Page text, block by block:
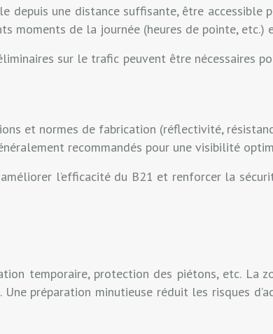
une distance suffisante, être accessible
moments de la journée (heures de pointe, etc.)
sur le trafic peuvent être nécessaires
et normes de fabrication (réflectivité,
recommandés pour une visibilité
l’efficacité du B21 et renforcer la
temporaire, protection des piétons, etc. La
préparation minutieuse réduit les risques